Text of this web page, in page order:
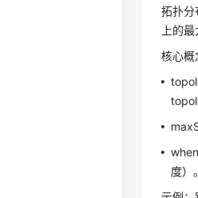
拓扑分
上的
核心概
度）。